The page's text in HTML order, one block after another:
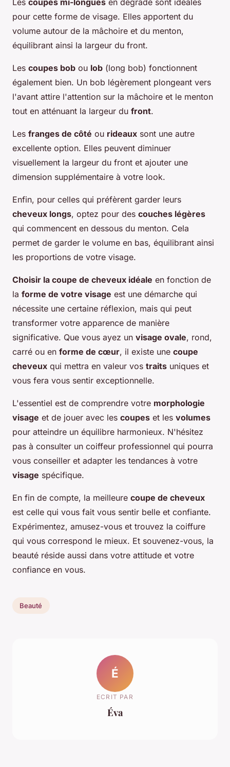
pour cette forme de visage. Elles apportent du
volume autour de la mâchoire et du menton,
équilibrant ainsi la largeur du front.
Les coupes bob ou lob (long bob) fonctionnent
également bien. Un bob légèrement plongeant vers
l'avant attire l'attention sur la mâchoire et le menton
tout en atténuant la largeur du front.
Les franges de côté ou rideaux sont une autre
excellente option. Elles peuvent diminuer
visuellement la largeur du front et ajouter une
dimension supplémentaire à votre look.
Enfin, pour celles qui préfèrent garder leurs
cheveux longs, optez pour des couches légères
qui commencent en dessous du menton. Cela
permet de garder le volume en bas, équilibrant ainsi
les proportions de votre visage.
Choisir la coupe de cheveux idéale en fonction de
la forme de votre visage est une démarche qui
nécessite une certaine réflexion, mais qui peut
transformer votre apparence de manière
significative. Que vous ayez un visage ovale, rond,
carré ou en forme de cœur, il existe une coupe
cheveux qui mettra en valeur vos traits uniques et
vous fera vous sentir exceptionnelle.
L'essentiel est de comprendre votre morphologie
visage et de jouer avec les coupes et les volumes
pour atteindre un équilibre harmonieux. N'hésitez
pas à consulter un coiffeur professionnel qui pourra
vous conseiller et adapter les tendances à votre
visage spécifique.
En fin de compte, la meilleure coupe de cheveux
est celle qui vous fait vous sentir belle et confiante.
Expérimentez, amusez-vous et trouvez la coiffure
qui vous correspond le mieux. Et souvenez-vous, la
beauté réside aussi dans votre attitude et votre
confiance en vous.
Beauté
É
ECRIT PAR
Éva